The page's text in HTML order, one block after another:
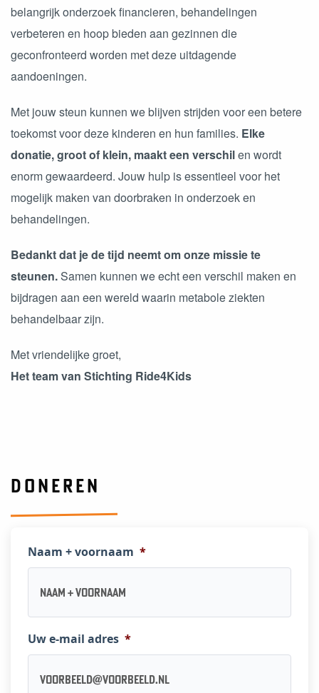
belangrijk onderzoek financieren, behandelingen
verbeteren en hoop bieden aan gezinnen die
geconfronteerd worden met deze uitdagende
aandoeningen.
Met jouw steun kunnen we blijven strijden voor een betere
toekomst voor deze kinderen en hun families. Elke
donatie, groot of klein, maakt een verschilen wordt
enorm gewaardeerd. Jouw hulp is essentieel voor het
mogelijk maken van doorbraken in onderzoek en
behandelingen.
Bedankt dat je de tijd neemt om onze missie te
steunen.Samen kunnen we echt een verschil maken en
bijdragen aan een wereld waarin metabole ziekten
behandelbaar zijn.
Met vriendelijke groet,
Het team van Stichting Ride4Kids
DONEREN
Naam + voornaam *
Uw e-mail adres *